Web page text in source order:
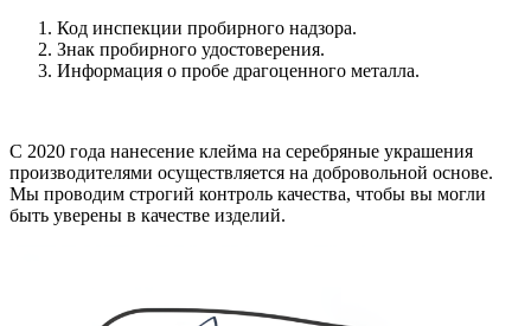
Код инспекции пробирного надзора.
Знак пробирного удостоверения.
Информация о пробе драгоценного металла.
С 2020 года нанесение клейма на серебряные украшения
производителями осуществляется на добровольной основе.
Мы проводим строгий контроль качества, чтобы вы могли
быть уверены в качестве изделий.